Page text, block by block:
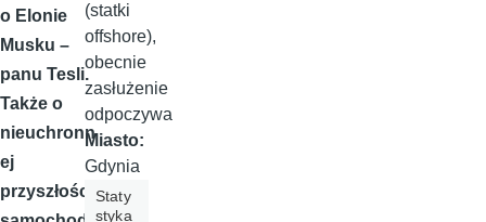
o Elonie
Musku –
panu Tesli.
Także o
nieuchronn
ej
przyszłości
(statki
offshore),
obecnie
zasłużenie
odpoczywa
Miasto:
Gdynia
Staty
styka